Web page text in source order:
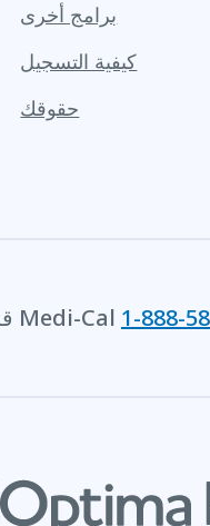
برامج أخرى
كيفية التسجيل
حقوقك
قسم خدمة عملاء Medi-Cal 1-888-